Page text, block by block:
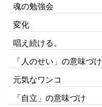
魂の勉強会
変化
唱え続ける。
「人のせい」の意味づけ
元気なワンコ
「自立」の意味づけ